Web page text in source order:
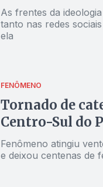
As frentes da
tanto nas redes
ela
FENÔMENO
Tornado de
Centro-Sul do
Fenômeno atingiu
e deixou centenas de